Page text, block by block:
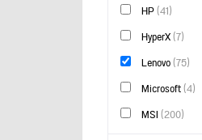
HP(41)
HyperX(7)
Lenovo(75)
Microsoft(4)
MSI(200)